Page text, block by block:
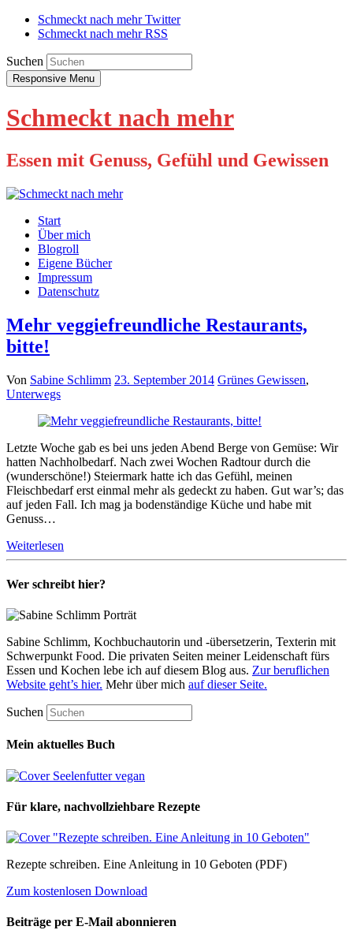
Schmeckt nach mehr Twitter
Schmeckt nach mehr RSS
Suchen
Responsive Menu
Schmeckt nach mehr
Essen mit Genuss, Gefühl und Gewissen
Start
Über mich
Blogroll
Eigene Bücher
Impressum
Datenschutz
Mehr veggiefreundliche Restaurants,
bitte!
Von Sabine Schlimm 23. September 2014 Grünes Gewissen,
Unterwegs
Letzte Woche gab es bei uns jeden Abend Berge von Gemüse: Wir
hatten Nachholbedarf. Nach zwei Wochen Radtour durch die
(wunderschöne!) Steiermark hatte ich das Gefühl, meinen
Fleischbedarf erst einmal mehr als gedeckt zu haben. Gut war’s; das
auf jeden Fall. Ich mag ja bodenständige Küche und habe mit
Genuss…
Weiterlesen
Wer schreibt hier?
Sabine Schlimm, Kochbuchautorin und -übersetzerin, Texterin mit
Schwerpunkt Food. Die privaten Seiten meiner Leidenschaft fürs
Essen und Kochen lebe ich auf diesem Blog aus. Zur beruflichen
Website geht’s hier. Mehr über mich auf dieser Seite.
Suchen
Mein aktuelles Buch
Für klare, nachvollziehbare Rezepte
Rezepte schreiben. Eine Anleitung in 10 Geboten (PDF)
Zum kostenlosen Download
Beiträge per E-Mail abonnieren